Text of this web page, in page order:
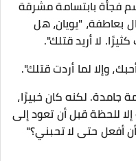
فجأة بابتسامة مشرقة
"يويان، هل
لا أريد قتلك".
وإلا لما أردت قتلك".
جامدة. لكنه كان خبيرًا،
للحظة قبل أن تعود إلى
أفعل حتى لا تحبني؟"